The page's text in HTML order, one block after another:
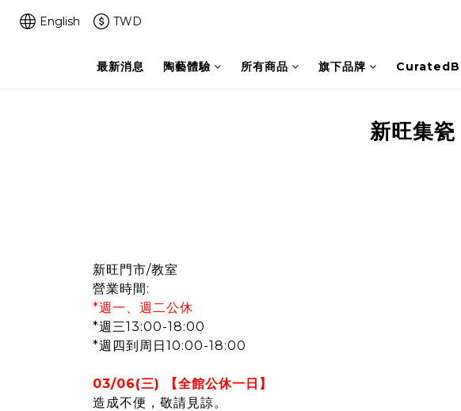
English TWD
最新消息 陶藝體驗 所有商品 旗下品牌
新旺集瓷
新旺門市/教室
營業時間:
*週一、週二公休
*週三13:00-18:00
*週四到周日10:00-18:00
03/06(三) 【全館公休一日】
造成不便，敬請見諒。